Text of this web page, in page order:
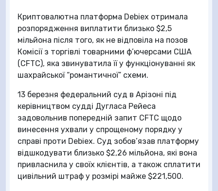
Криптовалютна платформа Debiex отримала
розпорядження виплатити близько $2,5
мільйона після того, як не відповіла на позов
Комісії з торгівлі товарними ф’ючерсами США
(CFTC), яка звинуватила її у функціонуванні як
шахрайської “романтичної” схеми.
13 березня федеральний суд в Арізоні під
керівництвом судді Дугласа Рейеса
задовольнив попередній запит CFTC щодо
винесення ухвали у спрощеному порядку у
справі проти Debiex. Суд зобов’язав платформу
відшкодувати близько $2,26 мільйона, які вона
привласнила у своїх клієнтів, а також сплатити
цивільний штраф у розмірі майже $221,500.